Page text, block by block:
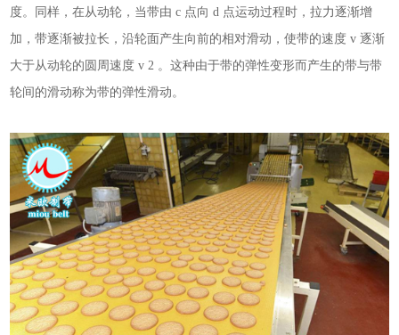
度。同样，在从动轮，当带由 c 点向 d 点运动过程时，拉力逐渐增
加，带逐渐被拉长，沿轮面产生向前的相对滑动，使带的速度 v 逐渐
大于从动轮的圆周速度 v 2 。这种由于带的弹性变形而产生的带与带
轮间的滑动称为带的弹性滑动。